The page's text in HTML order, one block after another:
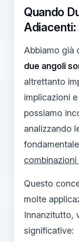
Quando
Abbiamo già
due angoli
altrettanto
implicazioni
possiamo
analizzando
Questo
molte
Innanzitutto,
significative: